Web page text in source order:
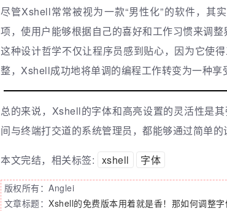
尽管Xshell常常被视为一款“男性化”的软件，其
项，使用户能够根据自己的喜好和工作习惯来调整
这种设计哲学不仅让程序员感到贴心，因为它使
整，Xshell成功地将单调的编程工作转变为一种享
总的来说，Xshell的字体和高亮设置的灵活性是
间与终端打交道的系统管理员，都能够通过简单
本文完结，相关标签: xshell 字体
版权所有：Anglei
文章标题： Xshell的免费版本用着就是香！那如何调整字